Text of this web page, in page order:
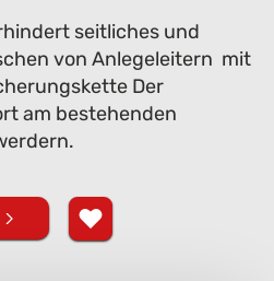
seitliches und
von Anlegeleitern mit
Der
am bestehenden